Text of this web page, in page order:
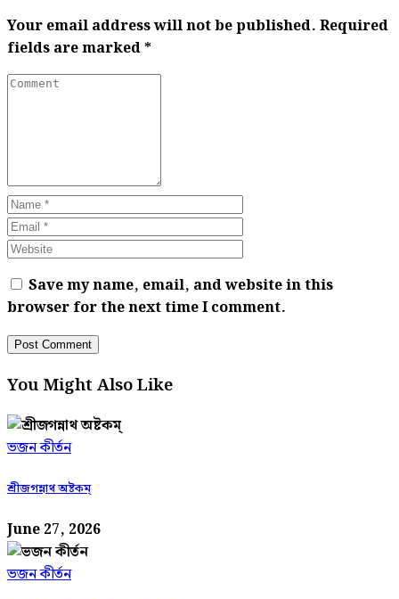
Your email address will not be published. Required
fields are marked*
Save my name, email, and website in this
browser for the next time I comment.
You Might Also Like
ভজন কীর্তন
শ্রীজগন্নাথ অষ্টকম্
June 27, 2026
ভজন কীর্তন